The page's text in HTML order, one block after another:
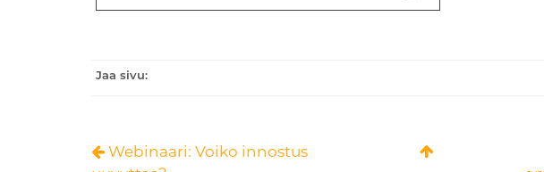
Jaa sivu:
Webinaari: Voiko innostus